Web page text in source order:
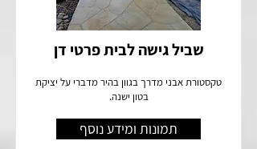
שביל גישה לבית פרטי דן
טקסטורת אבני מדרך בגוון בהיר מדברי על יציקת
בטון ישנה.
תמונות ומידע נוסף